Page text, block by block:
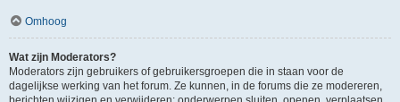
Omhoog
Wat zijn Moderators?
Moderators zijn gebruikers of gebruikersgroepen die in staan voor de
dagelijkse werking van het forum. Ze kunnen, in de forums die ze modereren,